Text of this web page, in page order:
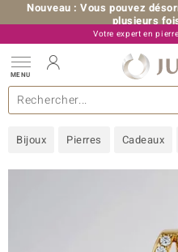
Nouveau : Vous pouvez
plusieurs
Votre expert en
+33 (0)
MENU
Bijoux Pierres Cadeaux
bijoux Design Métal
précieuses Pierres préférées
collections
de A à Z Généralités Bon à
Ventes-flash